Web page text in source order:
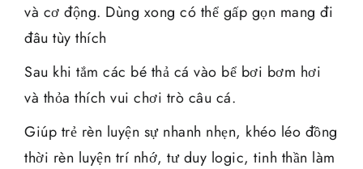
và cơ động. Dùng xong có thể gấp gọn mang đi
đâu tùy thích
Sau khi tắm các bé thả cá vào bể bơi bơm hơi
và thỏa thích vui chơi trò câu cá.
Giúp trẻ rèn luyện sự nhanh nhẹn, khéo léo đồng
thời rèn luyện trí nhớ, tư duy logic, tinh thần làm